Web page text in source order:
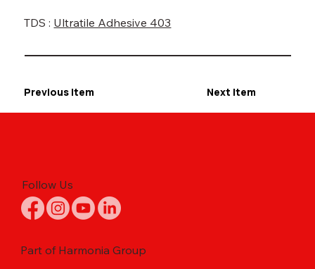
TDS : Ultratile Adhesive 403
Previous Item Next Item
Follow Us
Part of Harmonia Group